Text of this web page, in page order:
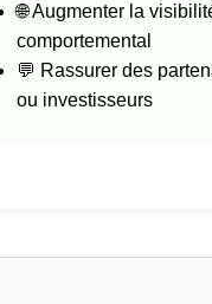
🌐 Augmenter la
comportemental
💬 Rassurer des
ou investisseurs